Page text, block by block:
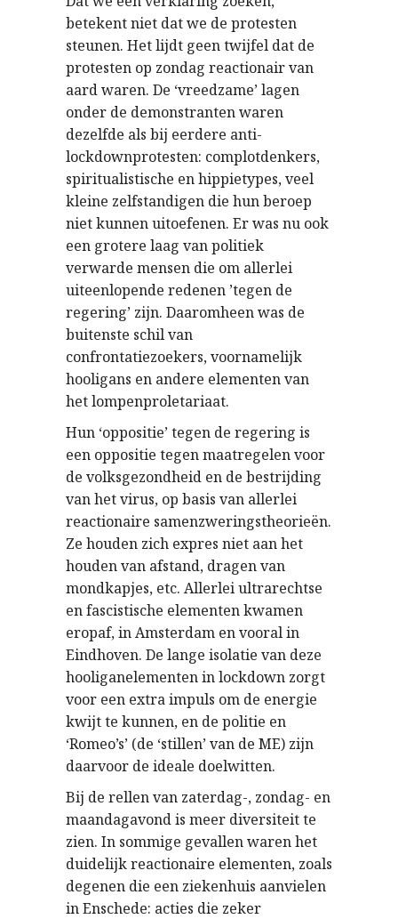
betekent niet dat we de protesten
steunen. Het lijdt geen twijfel dat de
protesten op zondag reactionair van
aard waren. De ‘vreedzame’ lagen
onder de demonstranten waren
dezelfde als bij eerdere anti-
lockdownprotesten: complotdenkers,
spiritualistische en hippietypes, veel
kleine zelfstandigen die hun beroep
niet kunnen uitoefenen. Er was nu ook
een grotere laag van politiek
verwarde mensen die om allerlei
uiteenlopende redenen ’tegen de
regering’ zijn. Daaromheen was de
buitenste schil van
confrontatiezoekers, voornamelijk
hooligans en andere elementen van
het lompenproletariaat.
Hun ‘oppositie’ tegen de regering is
een oppositie tegen maatregelen voor
de volksgezondheid en de bestrijding
van het virus, op basis van allerlei
reactionaire samenzweringstheorieën.
Ze houden zich expres niet aan het
houden van afstand, dragen van
mondkapjes, etc. Allerlei ultrarechtse
en fascistische elementen kwamen
eropaf, in Amsterdam en vooral in
Eindhoven. De lange isolatie van deze
hooliganelementen in lockdown zorgt
voor een extra impuls om de energie
kwijt te kunnen, en de politie en
‘Romeo’s’ (de ‘stillen’ van de ME) zijn
daarvoor de ideale doelwitten.
Bij de rellen van zaterdag-, zondag- en
maandagavond is meer diversiteit te
zien. In sommige gevallen waren het
duidelijk reactionaire elementen, zoals
degenen die een ziekenhuis aanvielen
in Enschede: acties die zeker